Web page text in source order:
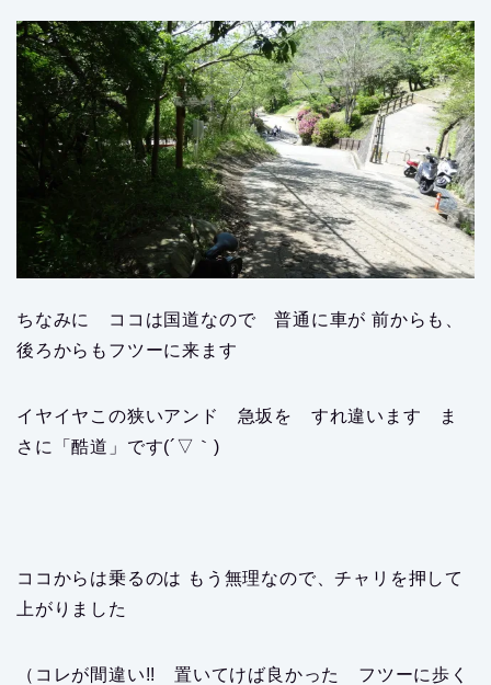
ちなみに ココは国道なので 普通に車が 前からも、
後ろからもフツーに来ます
イヤイヤこの狭いアンド 急坂を すれ違います ま
さに「酷道」です(´▽｀)
ココからは乗るのは もう無理なので、チャリを押して
上がりました
（コレが間違い!! 置いてけば良かった フツーに歩く